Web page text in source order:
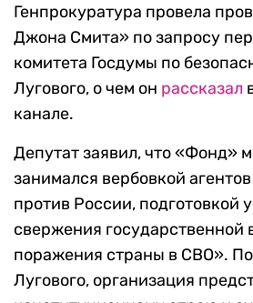
Генпрокуратура провела
Джона Смита» по запросу
комитета Госдумы по
Лугового, о чем он рассказал
канале.
Депутат заявил, что «Фонд»
занимался вербовкой
против России, подготовкой
свержения государственной
поражения страны в СВО».
Лугового, организация